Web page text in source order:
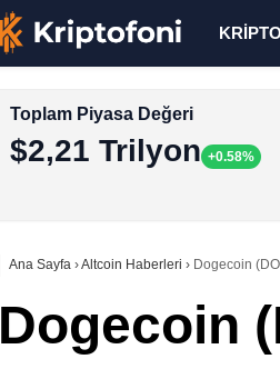
Toplam Piyasa Değeri
$2,21 Trilyon +0.58%
Ana Sayfa ›Altcoin Haberleri › Dogecoin
Dogecoin